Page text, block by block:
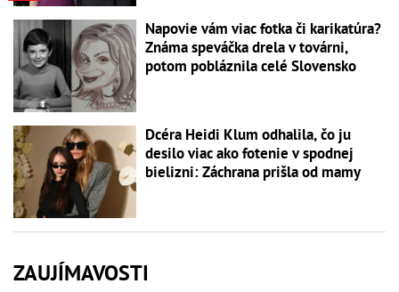
Napovie vám viac fotka či karikatúra?
Známa speváčka drela v továrni,
potom pobláznila celé Slovensko
Dcéra Heidi Klum odhalila, čo ju
desilo viac ako fotenie v spodnej
bielizni: Záchrana prišla od mamy
ZAUJÍMAVOSTI